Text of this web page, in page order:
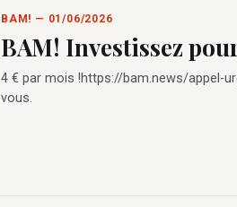
BAM! — 01/06/2026
BAM! Investissez
4 € par mois !https://bam.news/appel-
vous.